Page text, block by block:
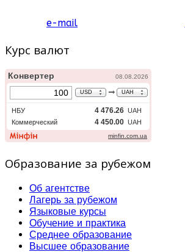
e-mail
Курс валют
Образование за рубежом
Об агентстве
Лагерь за рубежом
Языковые курсы
Обучение и практика
Среднее образование
Высшее образование